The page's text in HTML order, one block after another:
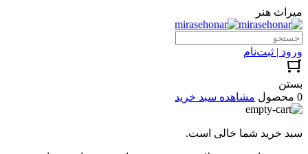
میراث هنر
ورود | ثبت‌نام
بستن
0 محصول
مشاهده سبد خرید
سبد خرید شما خالی است.